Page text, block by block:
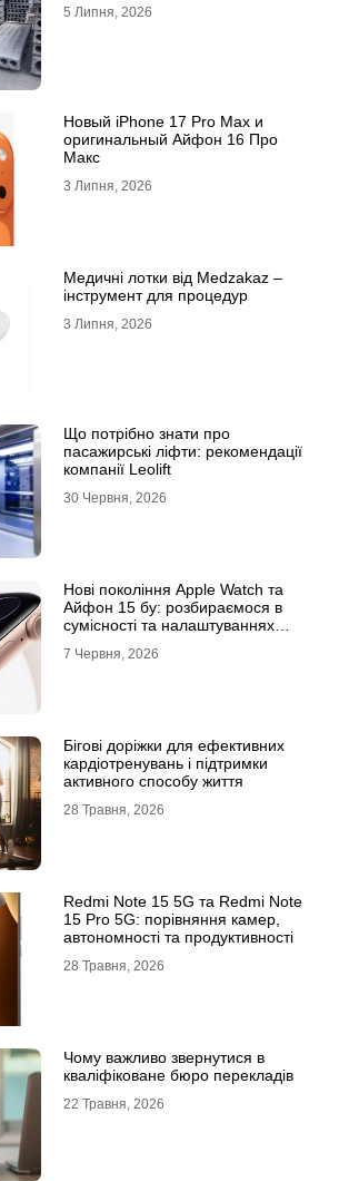
5 Липня, 2026
Новый iPhone 17 Pro Max и
оригинальный Айфон 16 Про
Макс
3 Липня, 2026
Медичні лотки від Medzakaz –
інструмент для процедур
3 Липня, 2026
Що потрібно знати про
пасажирські ліфти: рекомендації
компанії Leolift
30 Червня, 2026
Нові покоління Apple Watch та
Айфон 15 бу: розбираємося в
сумісності та налаштуваннях
7 Червня, 2026
Бігові доріжки для ефективних
кардіотренувань і підтримки
активного способу життя
28 Травня, 2026
Redmi Note 15 5G та Redmi Note
15 Pro 5G: порівняння камер,
автономності та продуктивності
28 Травня, 2026
Чому важливо звернутися в
кваліфіковане бюро перекладів
22 Травня, 2026